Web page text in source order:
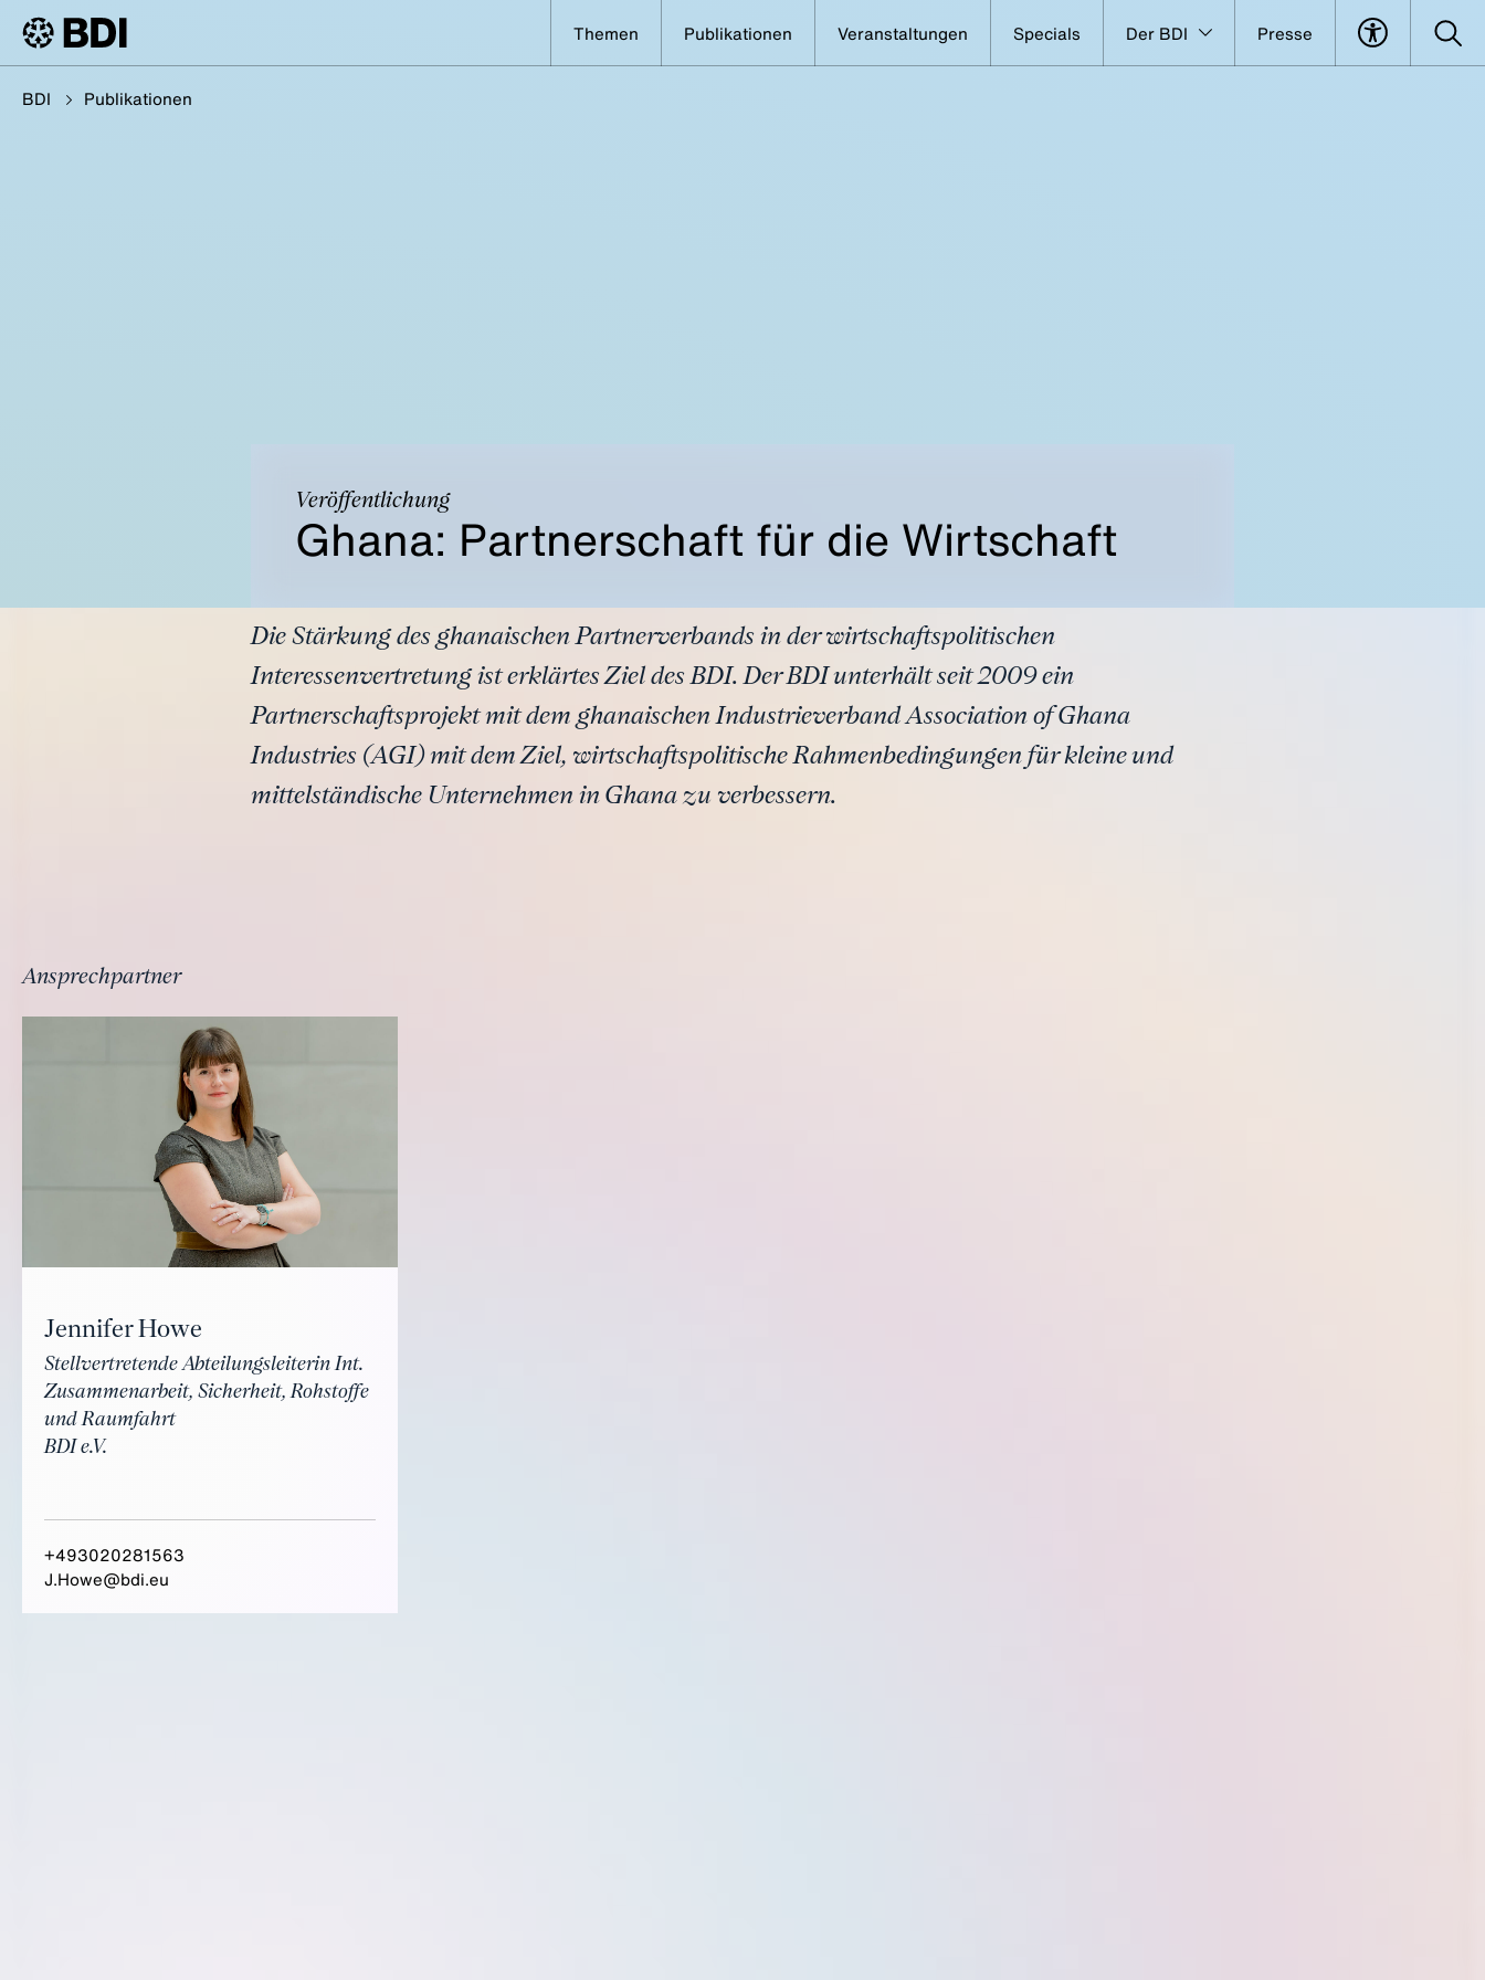
Themen Publikationen Veranstaltungen Specials Der BDI Presse
BDI Publikationen
Veröffentlichung
Ghana: Partnerschaft für die Wirtschaft
Die Stärkung des ghanaischen Partnerverbands in der wirtschaftspolitischen
Interessenvertretung ist erklärtes Ziel des BDI. Der BDI unterhält seit 2009 ein
Partnerschaftsprojekt mit dem ghanaischen Industrieverband Association of Ghana
Industries (AGI) mit dem Ziel, wirtschaftspolitische Rahmenbedingungen für kleine und
mittelständische Unternehmen in Ghana zu verbessern.
Ansprechpartner
Jennifer Howe
Stellvertretende Abteilungsleiterin Int.
Zusammenarbeit, Sicherheit, Rohstoffe
und Raumfahrt
BDI e.V.
+493020281563
J.Howe@bdi.eu